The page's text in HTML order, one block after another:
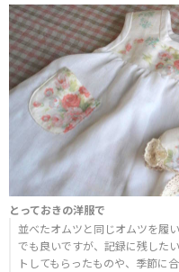
とっておきの洋服で
並べたオムツと同じオムツを履
でも良いですが、記録に残した
トしてもらったものや、季節に